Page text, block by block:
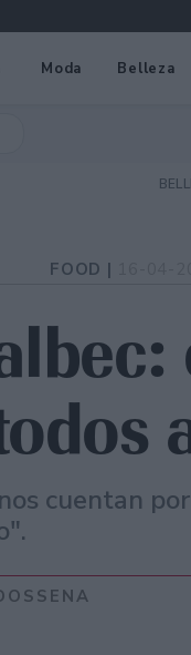
Moda Belleza
FOOD |
cuentan